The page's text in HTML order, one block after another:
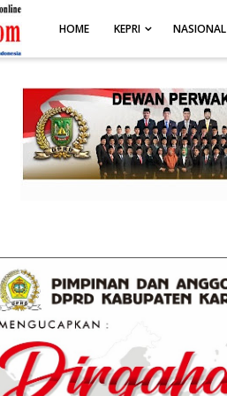
width: 100%; height: auto; }
HOME KEPRI NASIONAL